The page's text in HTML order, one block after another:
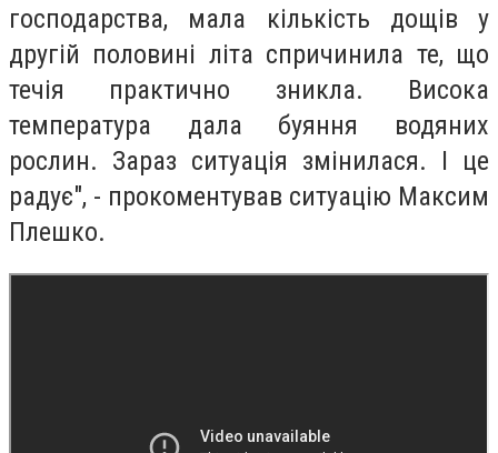
господарства, мала кількість дощів у
другій половині літа спричинила те, що
течія практично зникла. Висока
температура дала буяння водяних
рослин. Зараз ситуація змінилася. І це
радує", - прокоментував ситуацію Максим
Плешко.